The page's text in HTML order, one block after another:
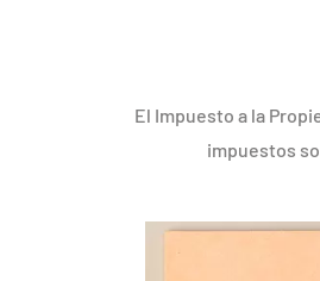
El Impuesto a la
impuestos